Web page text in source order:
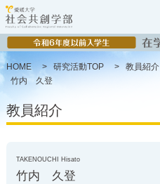
HOME > 研究活動TOP > 教員紹介
竹内 久登
教員紹介
TAKENOUCHI Hisato
竹内 久登